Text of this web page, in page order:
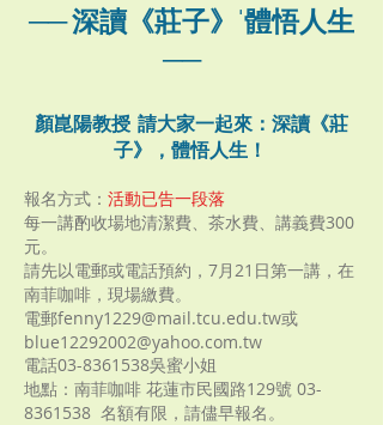
── 深讀《莊子》˙體悟人生
──
顏崑陽教授 請大家一起來：深讀《莊
子》，體悟人生！
報名方式： 活動已告一段落
每一講酌收場地清潔費、茶水費、講義費300
元。
請先以電郵或電話預約，7月21日第一講，在
南菲咖啡，現場繳費。
電郵fenny1229@mail.tcu.edu.tw或
blue12292002@yahoo.com.tw
電話03-8361538吳蜜小姐
地點：南菲咖啡 花蓮市民國路129號 03-
8361538 名額有限，請儘早報名。